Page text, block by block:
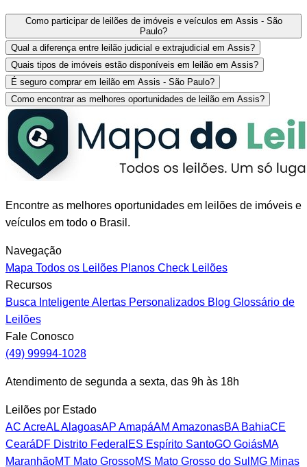
Como participar de leilões de imóveis e veículos em Assis - São
Paulo?
Qual a diferença entre leilão judicial e extrajudicial em Assis?
Quais tipos de imóveis estão disponíveis em leilão em Assis?
É seguro comprar em leilão em Assis - São Paulo?
Como encontrar as melhores oportunidades de leilão em Assis?
Encontre as melhores oportunidades em leilões de imóveis e
veículos em todo o Brasil.
Navegação
Mapa Todos os Leilões Planos Check Leilões
Recursos
Busca InteligenteAlertas Personalizados Blog Glossário de
Leilões
Fale Conosco
(49) 99994-1028
Atendimento de segunda a sexta, das 9h às 18h
Leilões por Estado
AC AcreALAlagoasAP AmapáAM AmazonasBABahiaCE
CearáDF Distrito Federal ES Espírito SantoGO GoiásMA
MaranhãoMT Mato GrossoMS Mato Grosso do Sul MG Minas